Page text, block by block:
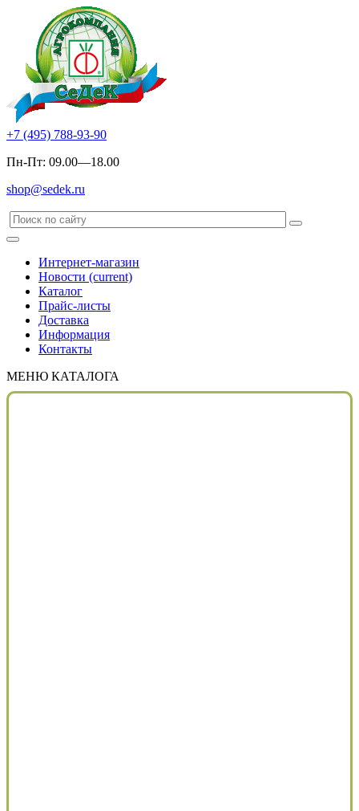
+7 (495) 788-93-90
Пн-Пт: 09.00—18.00
shop@sedek.ru
Интернет-магазин
Новости (current)
Каталог
Прайс-листы
Доставка
Информация
Контакты
МЕНЮ КАТАЛОГА